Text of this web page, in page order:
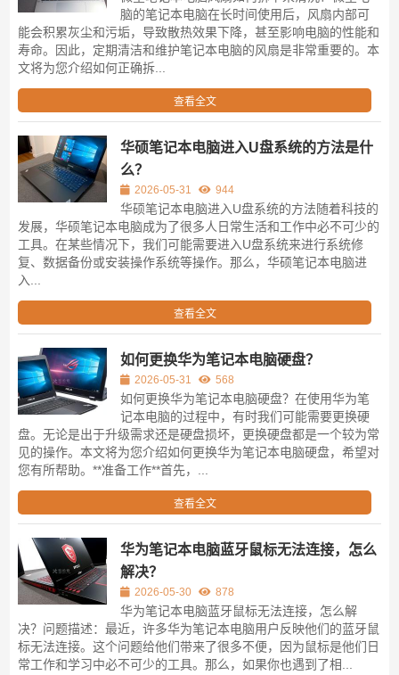
脑的笔记本电脑在长时间使用后，风扇内部可
能会积累灰尘和污垢，导致散热效果下降，甚至影响电脑的性能和
寿命。因此，定期清洁和维护笔记本电脑的风扇是非常重要的。本
文将为您介绍如何正确拆...
查看全文
华硕笔记本电脑进入U盘系统的方法是什
么？
2026-05-31 944
华硕笔记本电脑进入U盘系统的方法随着科技的
发展，华硕笔记本电脑成为了很多人日常生活和工作中必不可少的
工具。在某些情况下，我们可能需要进入U盘系统来进行系统修
复、数据备份或安装操作系统等操作。那么，华硕笔记本电脑进
入...
查看全文
如何更换华为笔记本电脑硬盘？
2026-05-31 568
如何更换华为笔记本电脑硬盘？在使用华为笔
记本电脑的过程中，有时我们可能需要更换硬
盘。无论是出于升级需求还是硬盘损坏，更换硬盘都是一个较为常
见的操作。本文将为您介绍如何更换华为笔记本电脑硬盘，希望对
您有所帮助。**准备工作**首先，...
查看全文
华为笔记本电脑蓝牙鼠标无法连接，怎么
解决？
2026-05-30 878
华为笔记本电脑蓝牙鼠标无法连接，怎么解
决？问题描述：最近，许多华为笔记本电脑用户反映他们的蓝牙鼠
标无法连接。这个问题给他们带来了很多不便，因为鼠标是他们日
常工作和学习中必不可少的工具。那么，如果你也遇到了相...